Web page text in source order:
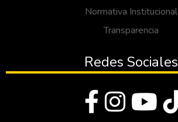
Normativa Institucional
Transparencia
Redes Sociales